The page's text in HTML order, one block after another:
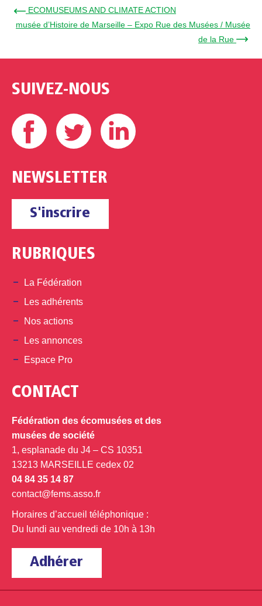
← ECOMUSEUMS AND CLIMATE ACTION
musée d’Histoire de Marseille – Expo Rue des Musées / Musée
de la Rue →
SUIVEZ-NOUS
Facebook Twitter
NEWSLETTER
S'inscrire
RUBRIQUES
La Fédération
Les adhérents
Nos actions
Les annonces
Espace Pro
CONTACT
Fédération des écomusées et des
musées de société
1, esplanade du J4 – CS 10351
13213 MARSEILLE cedex 02
04 84 35 14 87
contact@fems.asso.fr
Horaires d’accueil téléphonique :
Du lundi au vendredi de 10h à 13h
Adhérer